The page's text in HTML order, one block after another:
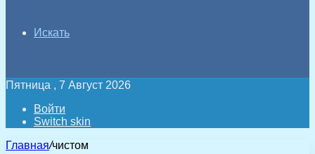
Искать
Пятница , 7 Август 2026
Войти
Switch skin
Главная/чистом